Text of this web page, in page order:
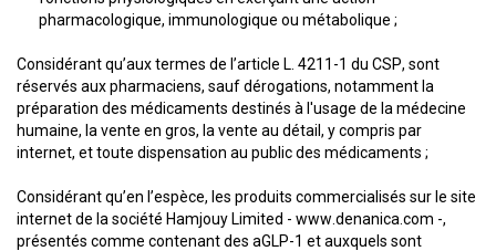
pharmacologique, immunologique ou métabolique ;
Considérant qu’aux termes de l’article L. 4211-1 du CSP, sont
réservés aux pharmaciens, sauf dérogations, notamment la
préparation des médicaments destinés à l'usage de la médecine
humaine, la vente en gros, la vente au détail, y compris par
internet, et toute dispensation au public des médicaments ;
Considérant qu’en l’espèce, les produits commercialisés sur le site
internet de la société Hamjouy Limited - www.denanica.com -,
présentés comme contenant des aGLP-1 et auxquels sont